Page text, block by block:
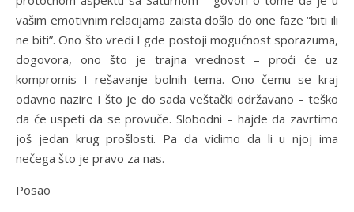
vašim emotivnim relacijama zaista došlo do one faze “biti ili
ne biti”. Ono što vredi I gde postoji mogućnost sporazuma,
dogovora, ono što je trajna vrednost – proći će uz
kompromis I rešavanje bolnih tema. Ono čemu se kraj
odavno nazire I što je do sada veštački održavano – teško
da će uspeti da se provuče. Slobodni – hajde da zavrtimo
još jedan krug prošlosti. Pa da vidimo da li u njoj ima
nečega što je pravo za nas.
Posao